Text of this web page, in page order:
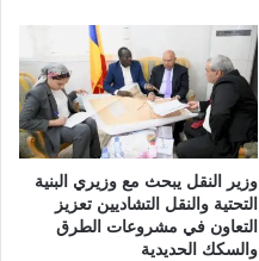
وزير النقل يبحث مع وزيري البنية
التحتية والنقل التشاديين تعزيز
التعاون في مشروعات الطرق
والسكك الحديدية